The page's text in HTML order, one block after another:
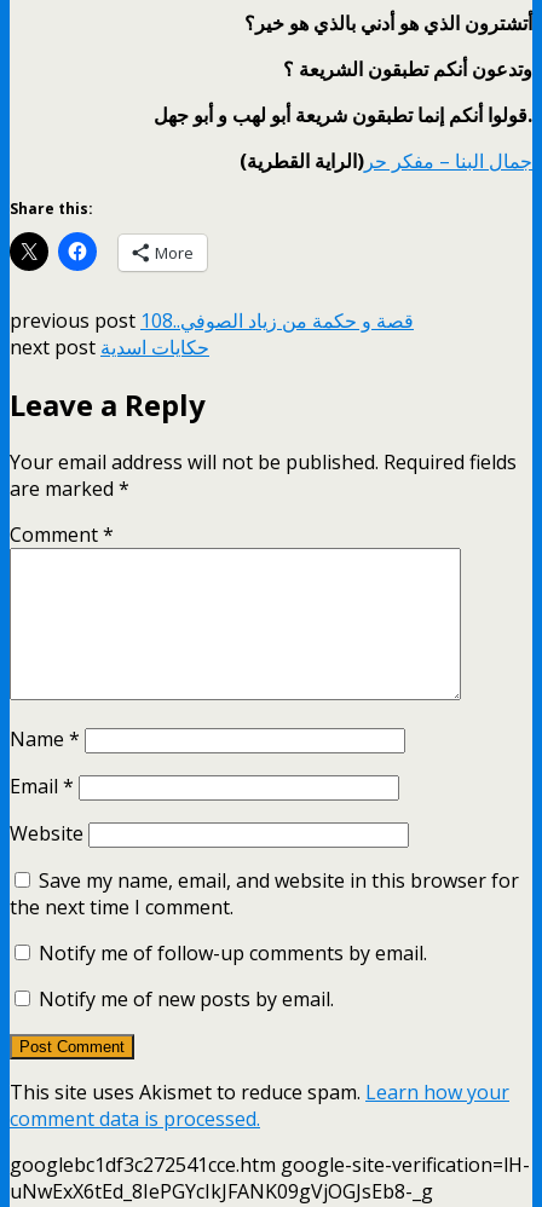
أتشترون الذي هو أدني بالذي هو خير؟
وتدعون أنكم تطبقون الشريعة ؟
قولوا أنكم إنما تطبقون شريعة أبو لهب و أبو جهل.
(الراية القطرية) جمال البنا – مفكر حر
Share this:
More
previous post
قصة و حكمة من زياد الصوفي..108
next post حكايات اسدية
Leave a Reply
Your email address will not be published. Required fields
are marked *
Comment*
Name *
Email *
Website
Save my name, email, and website in this browser for
the next time I comment.
Notify me of follow-up comments by email.
Notify me of new posts by email.
This site uses Akismet to reduce spam. Learn how your
comment data is processed.
googlebc1df3c272541cce.htm google-site-verification=lH-
uNwExX6tEd_8IePGYcIkJFANK09gVjOGJsEb8-_g